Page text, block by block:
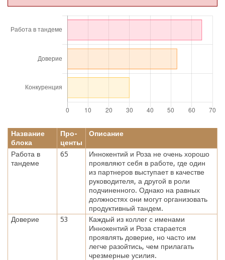
Название
блока
Про-
центы
Описание
Работа в
тандеме
65
Иннокентий и Роза не очень хорошо
проявляют себя в работе, где один
из партнеров выступает в качестве
руководителя, а другой в роли
подчиненного. Однако на равных
должностях они могут организовать
продуктивный тандем.
Доверие
53
Каждый из коллег с именами
Иннокентий и Роза старается
проявлять доверие, но часто им
легче разойтись, чем прилагать
чрезмерные усилия.